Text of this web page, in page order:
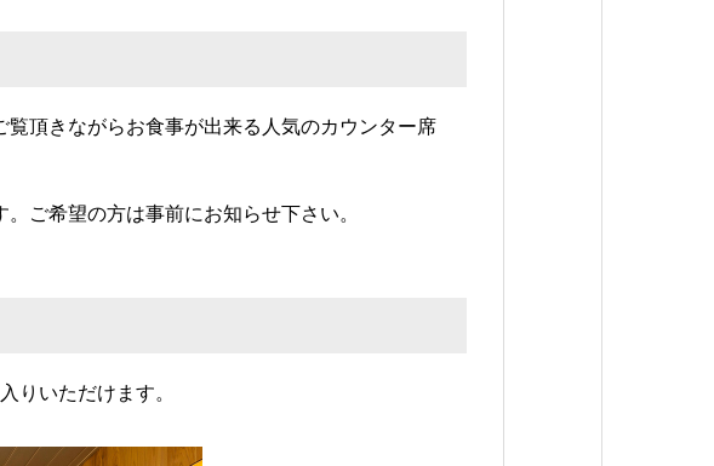
頂きながらお食事が出来る人気のカウンター席
ご希望の方は事前にお知らせ下さい。
りいただけます。